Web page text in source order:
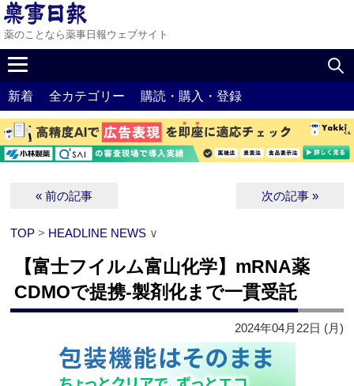
薬のことなら薬事日報ウェブサイト
新着 全カテゴリー 購読・購入・登録
« 前の記事 次の記事 »
TOP > HEADLINE NEWS ∨
【富士フイルム富山化学】mRNA薬
CDMOで提携‐製剤化まで一貫受託
2024年04月22日 (月)